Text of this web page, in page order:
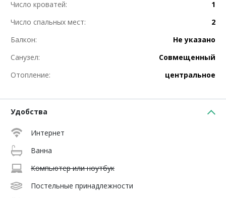
Число кроватей:
1
Число спальных мест:
2
Балкон:
Не указано
Санузел:
Совмещенный
Отопление:
центральное
Удобства
Интернет
Ванна
Компьютер или ноутбук
Постельные принадлежности